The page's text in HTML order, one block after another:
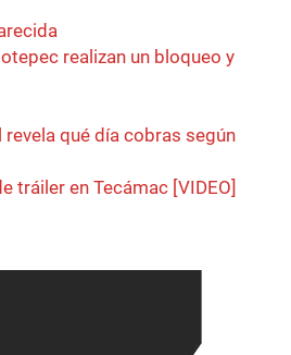
realizan un bloqueo y
qué día cobras según
tráiler en Tecámac [VIDEO]